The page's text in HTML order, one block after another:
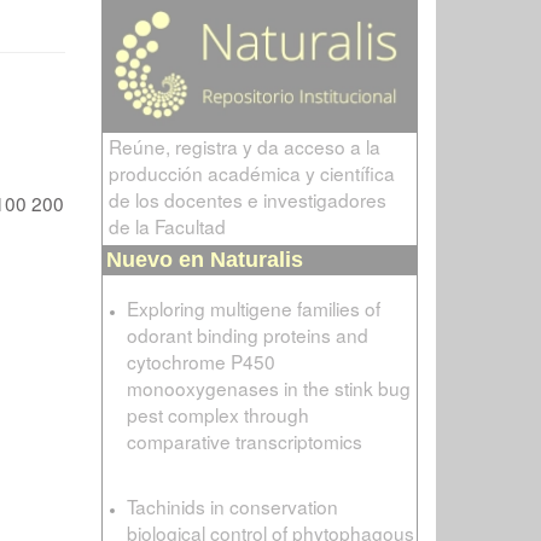
200
Reúne, registra y da acceso a la
producción académica y científica
de los docentes e investigadores
de la Facultad
Nuevo en Naturalis
Exploring multigene families of
odorant binding proteins and
cytochrome P450
monooxygenases in the stink bug
pest complex through
comparative transcriptomics
Tachinids in conservation
biological control of phytophagous